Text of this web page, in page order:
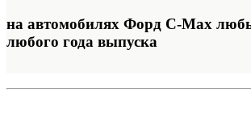
на автомобилях Форд C-Max
любого года выпуска